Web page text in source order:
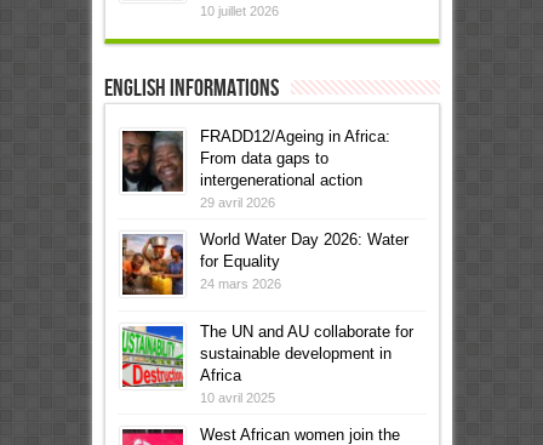
10 juillet 2026
English informations
FRADD12/Ageing in Africa:
From data gaps to
intergenerational action
29 avril 2026
World Water Day 2026: Water
for Equality
24 mars 2026
The UN and AU collaborate for
sustainable development in
Africa
10 avril 2025
West African women join the